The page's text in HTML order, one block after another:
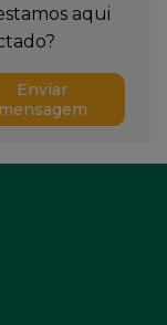
aqui
Enviar
mensagem